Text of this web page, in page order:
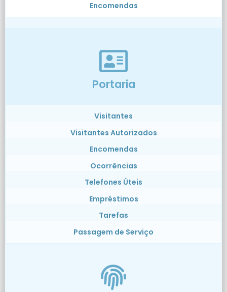
Encomendas
Portaria
Visitantes
Visitantes Autorizados
Encomendas
Ocorrências
Telefones Úteis
Empréstimos
Tarefas
Passagem de Serviço